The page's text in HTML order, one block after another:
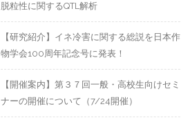
脱粒性に関するQTL解析
【研究紹介】イネ冷害に関する総説を日本作
物学会100周年記念号に発表！
【開催案内】第３７回一般・高校生向けセミ
ナーの開催について（7/24開催）